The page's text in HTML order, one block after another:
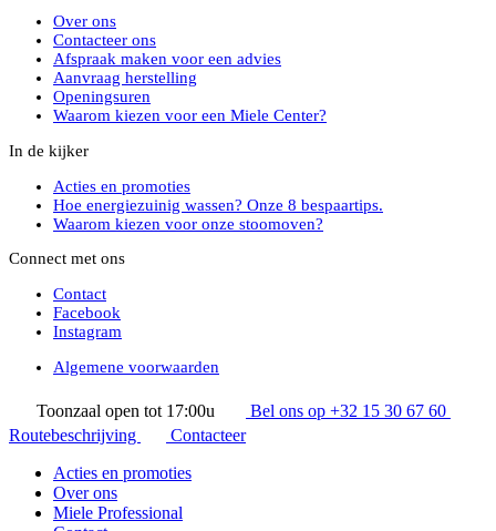
Over ons
Contacteer ons
Afspraak maken voor een advies
Aanvraag herstelling
Openingsuren
Waarom kiezen voor een Miele Center?
In de kijker
Acties en promoties
Hoe energiezuinig wassen? Onze 8 bespaartips.
Waarom kiezen voor onze stoomoven?
Connect met ons
Contact
Facebook
Instagram
Algemene voorwaarden
Toonzaal open tot 17:00u
Bel ons op +32 15 30 67 60
Routebeschrijving
Contacteer
Acties en promoties
Over ons
Miele Professional